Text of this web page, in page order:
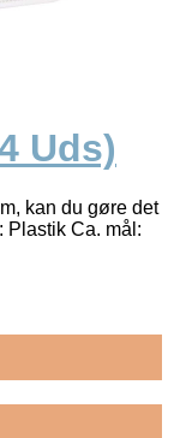
Uds)
kan du gøre det
Plastik Ca. mål: